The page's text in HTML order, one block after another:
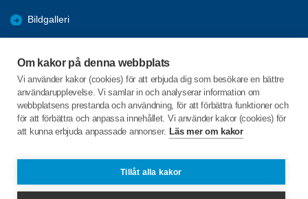
Om kakor på denna webbplats
Vi använder kakor (cookies) för att erbjuda dig som besökare en bättre
användarupplevelse. Vi samlar in och analyserar information om
webbplatsens prestanda och användning, för att förbättra funktioner och
för att förbättra och anpassa innehållet. Vi använder kakor (cookies) för
att kunna erbjuda anpassade annonser. Läs mer om kakor
Tillåt alla kakor
Bildgalleri
Engagera DIG i vår förening
C/o:Lennart Lööw